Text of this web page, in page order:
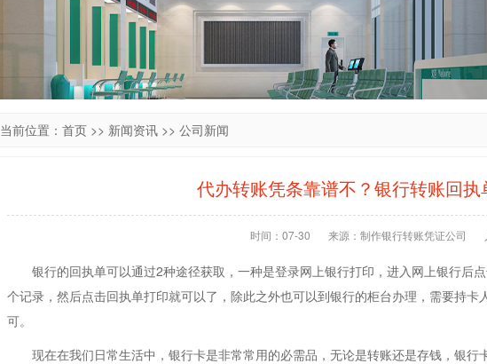
当前位置： 首页 >> 新闻资讯 >> 公司新闻
代办转账凭条靠谱不？银行转账回执
时间：07-30 来源：制作银行转账凭证公司
银行的回执单可以通过2种途径获取，一种是登录网上银行打印，进入网上银行后
个记录，然后点击回执单打印就可以了，除此之外也可以到银行的柜台办理，需要持
可。
现在在我们日常生活中，银行卡是非常常用的必需品，无论是转账还是存钱，银行